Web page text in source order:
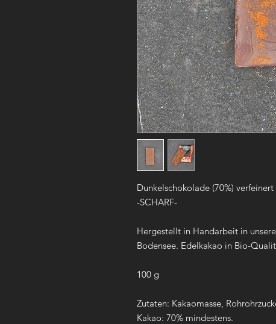
Dunkelschokolade (70%)
-SCHARF-
Hergestellt in Handarbeit in
Bodensee. Edelkakao in Bio-
100 g
Zutaten: Kakaomasse,
Kakao: 70% mindestens.